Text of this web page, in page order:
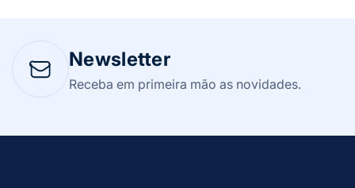
Newsletter
Receba em primeira mão as novidades.